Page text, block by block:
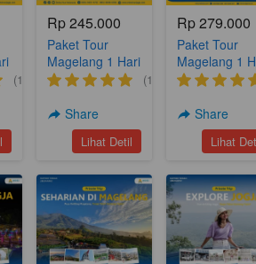
(1)
Rp 245.000
Paket Tour
Magelang 1 Hari
(A17)
(1)
Share
`
Lihat Detil
Rp 279.000
Paket Tour
Magelang 1
Nepal Van
Nampan
Sukomakmur
Share
`
Lihat